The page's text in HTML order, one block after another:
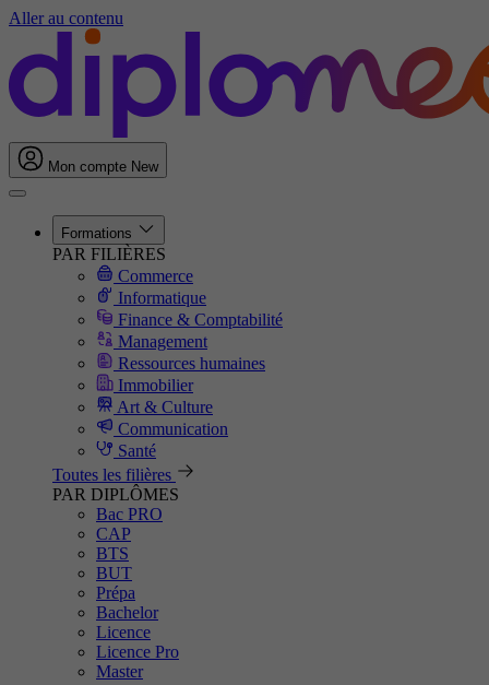
Aller au contenu
Mon compte New
Formations
PAR FILIÈRES
Commerce
Informatique
Finance & Comptabilité
Management
Ressources humaines
Immobilier
Art & Culture
Communication
Santé
Toutes les filières
PAR DIPLÔMES
Bac PRO
CAP
BTS
BUT
Prépa
Bachelor
Licence
Licence Pro
Master